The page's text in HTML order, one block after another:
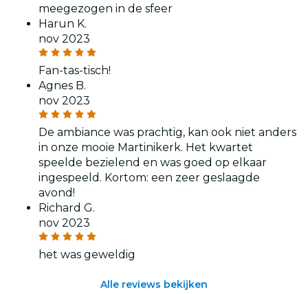
meegezogen in de sfeer
Harun K.
nov 2023
Fan-tas-tisch!
Agnes B.
nov 2023
De ambiance was prachtig, kan ook niet anders
in onze mooie Martinikerk. Het kwartet
speelde bezielend en was goed op elkaar
ingespeeld. Kortom: een zeer geslaagde
avond!
Richard G.
nov 2023
het was geweldig
Alle reviews bekijken